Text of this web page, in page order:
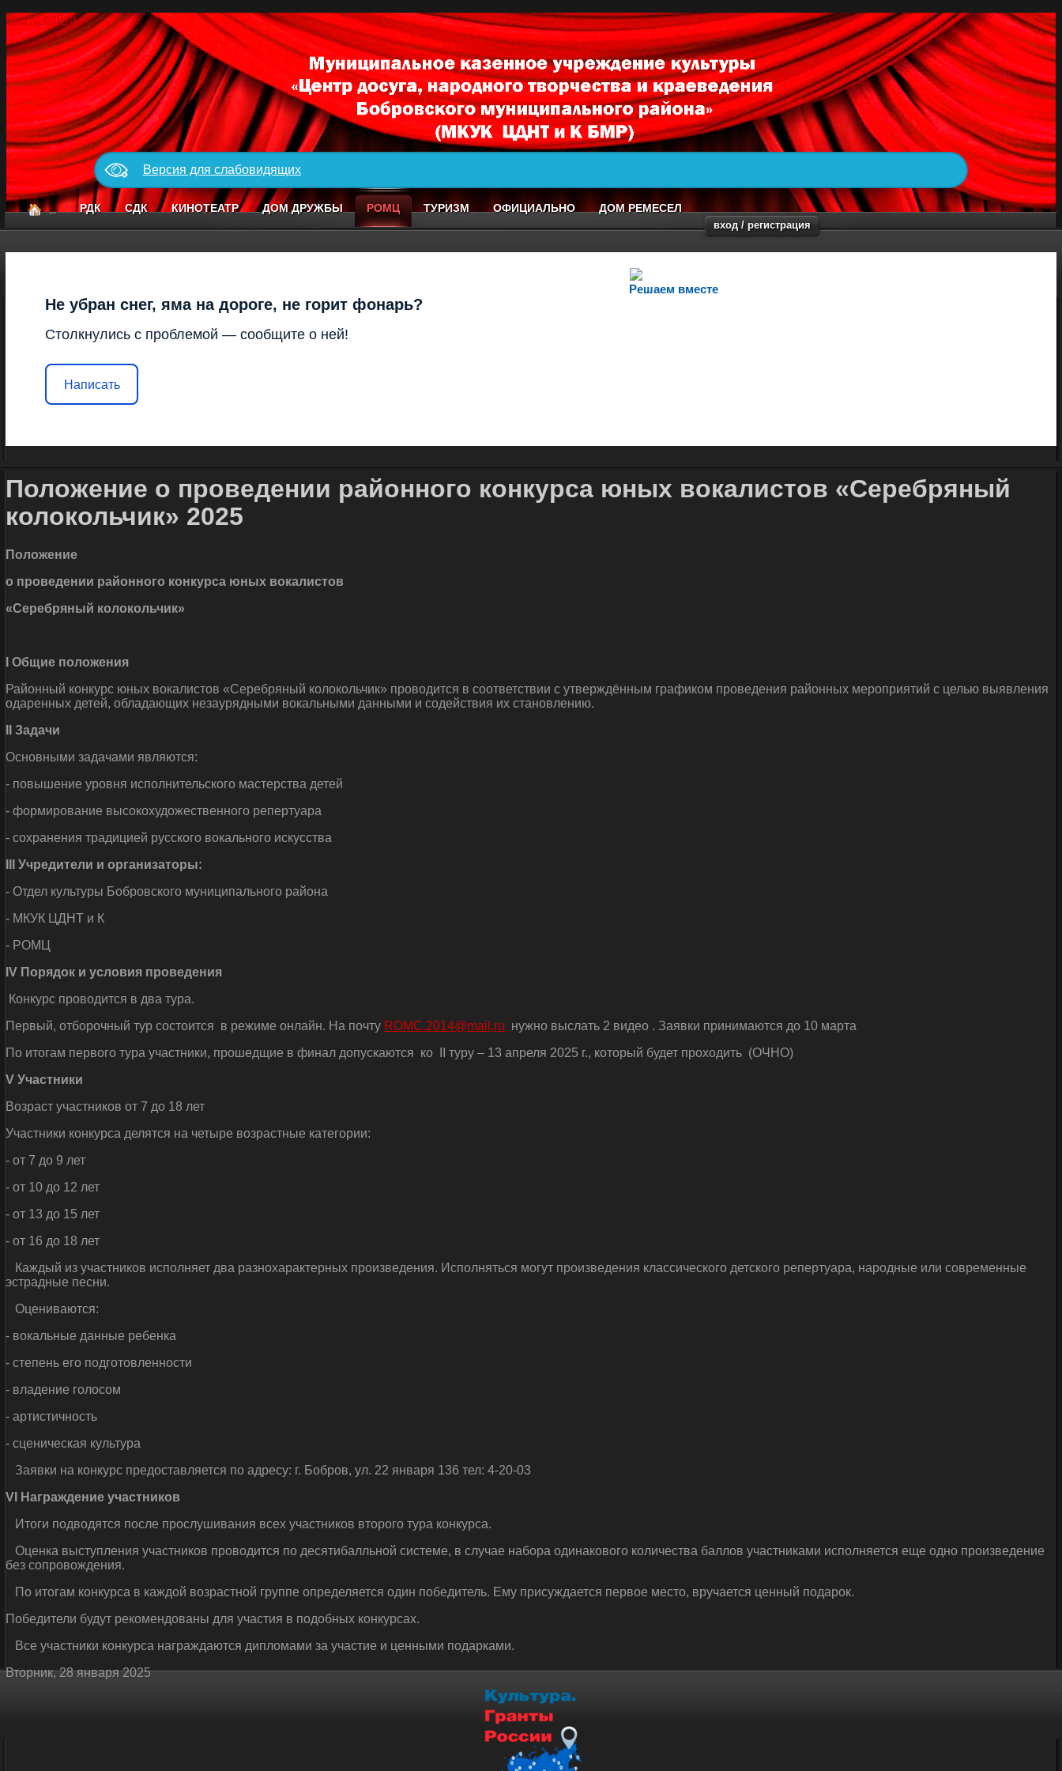
Карта сайта
Версия для слабовидящих
_ РДК СДК КИНОТЕАТР ДОМ ДРУЖБЫ РОМЦ ТУРИЗМ ОФИЦИАЛЬНО ДОМ РЕМЕСЕЛ
вход / регистрация
Решаем вместе
Не убран снег, яма на дороге, не горит фонарь?
Столкнулись с проблемой — сообщите о ней!
Написать
Положение о проведении районного конкурса юных вокалистов «Серебряный
колокольчик» 2025
Положение
о проведении районного конкурса юных вокалистов
«Серебряный колокольчик»
Общие положения
Районный конкурс юных вокалистов «Серебряный колокольчик» проводится в соответствии с утверждённым графиком проведения районных мероприятий с целью выявления
одаренных детей, обладающих незаурядными вокальными данными и содействия их становлению.
Задачи
Основными задачами являются:
- повышение уровня исполнительского мастерства детей
- формирование высокохудожественного репертуара
- сохранения традицией русского вокального искусства
Учредители и организаторы:
- Отдел культуры Бобровского муниципального района
- МКУК ЦДНТ и К
- РОМЦ
IV Порядок и условия проведения
Конкурс проводится в два тура.
Первый, отборочный тур состоится в режиме онлайн. На почту ROMC.2014@mail,ru нужно выслать 2 видео . Заявки принимаются до 10 марта
По итогам первого тура участники, прошедщие в финал допускаются ко II туру – 13 апреля 2025 г., который будет проходить (ОЧНО)
V Участники
Возраст участников от 7 до 18 лет
Участники конкурса делятся на четыре возрастные категории:
- от 7 до 9 лет
- от 10 до 12 лет
- от 13 до 15 лет
- от 16 до 18 лет
Каждый из участников исполняет два разнохарактерных произведения. Исполняться могут произведения классического детского репертуара, народные или современные
эстрадные песни.
Оцениваются:
- вокальные данные ребенка
- степень его подготовленности
- владение голосом
- артистичность
- сценическая культура
Заявки на конкурс предоставляется по адресу: г. Бобров, ул. 22 января 136 тел: 4-20-03
VI
Награждение участников
Итоги подводятся после прослушивания всех участников второго тура конкурса.
Оценка выступления участников проводится по десятибалльной системе, в случае набора одинакового количества баллов участниками исполняется еще одно произведение
без сопровождения.
По итогам конкурса в каждой возрастной группе определяется один победитель. Ему присуждается первое место, вручается ценный подарок.
Победители будут рекомендованы для участия в подобных конкурсах.
Все участники конкурса награждаются дипломами за участие и ценными подарками.
Вторник, 28 января 2025